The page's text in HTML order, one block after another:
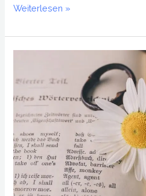
Weiterlesen »
Handelspartnerschaft
mit
Deutschland